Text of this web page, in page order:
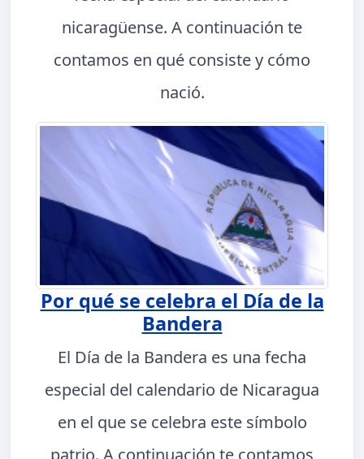
nicaragüense. A continuación te
contamos en qué consiste y cómo
nació.
Por qué se celebra el Día de la
Bandera
El Día de la Bandera es una fecha
especial del calendario de Nicaragua
en el que se celebra este símbolo
patrio. A continuación te contamos